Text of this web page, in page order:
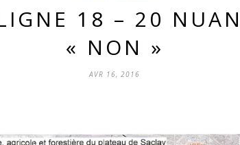
18 – 20
« NON »
AVR 16, 2016